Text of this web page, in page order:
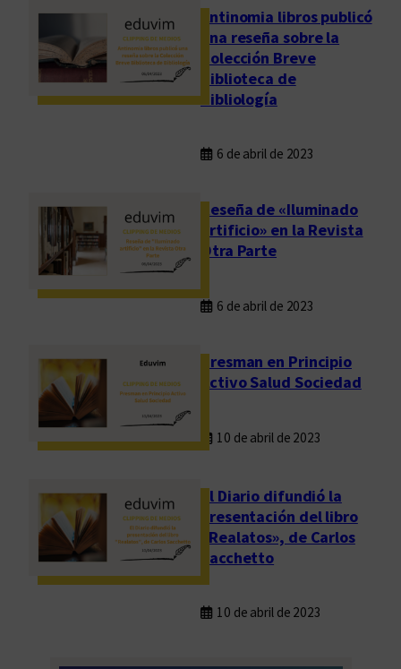
Antinomia libros publicó
una reseña sobre la
Colección Breve
Biblioteca de
Bibliología
6 de abril de 2023
Reseña de «Iluminado
artificio» en la Revista
Otra Parte
6 de abril de 2023
Presman en Principio
Activo Salud Sociedad
10 de abril de 2023
El Diario difundió la
presentación del libro
«Realatos», de Carlos
Sacchetto
10 de abril de 2023